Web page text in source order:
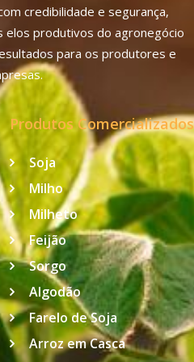
credibilidade e segurança,
elos produtivos do agronegócio
para os produtores e
Produtos Comercializados
Soja
Milho
Milheto
Feijão
Sorgo
Algodão
Farelo de Soja
Arroz em Casca